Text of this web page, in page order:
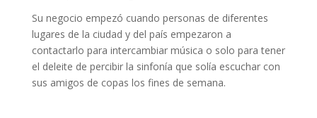
Su negocio empezó cuando personas de diferentes
lugares de la ciudad y del país empezaron a
contactarlo para intercambiar música o solo para tener
el deleite de percibir la sinfonía que solía escuchar con
sus amigos de copas los fines de semana.